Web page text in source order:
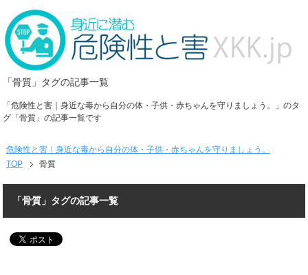
「骨質」タグの記事一覧
「危険性と害｜身近な毒から自分の体・子供・赤ちゃんを守りましょう。」のタ
グ「骨質」の記事一覧です
危険性と害｜身近な毒から自分の体・子供・赤ちゃんを守りましょう。
TOP
骨質
「骨質」タグの記事一覧